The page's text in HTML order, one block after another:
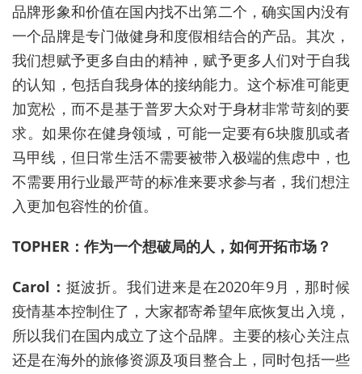
品牌形象和价值在国内找不出第二个，确实国内没有
一个品牌是专门做健身和度假相结合的产品。其次，
我们想赋予更多自由的精神，赋予更多人们对于自我
的认知，包括自我身体的接纳能力。这个标准可能更
加宽松，而不是基于普罗大众对于身材非常苛刻的要
求。如果你在健身领域，可能一定要有6块腹肌或者
马甲线，但日常生活不需要被带入极端的焦虑中，也
不需要用行业最严苛的标准来要求参与者，我们想注
入更加包容性的价值。
TOPHER：作为一个想破局的人，如何开拓市场？
Carol： 挺波折。我们进来是在2020年9月，那时候
疫情基本控制住了，大家都寄希望年底恢复出入境，
所以我们在国内成立了这个品牌。主要的核心关注点
还是在海外的旅修资源及项目整合上，同时包括一些